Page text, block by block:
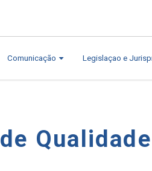
Comunicação Legislaçao e